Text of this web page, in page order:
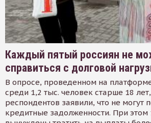
Каждый пятый россиян не
справиться с долговой
В опросе, проведенном на
среди 1,2 тыс. человек старше 18
респондентов заявили, что не могут
кредитные задолженности. При